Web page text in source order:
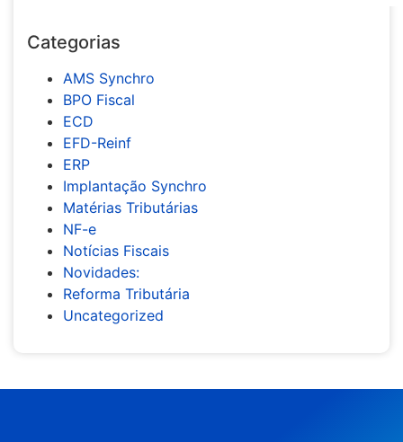
Categorias
AMS Synchro
BPO Fiscal
ECD
EFD-Reinf
ERP
Implantação Synchro
Matérias Tributárias
NF-e
Notícias Fiscais
Novidades:
Reforma Tributária
Uncategorized